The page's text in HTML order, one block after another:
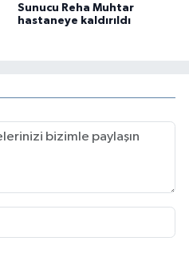
Sunucu Reha Muhtar
hastaneye kaldırıldı